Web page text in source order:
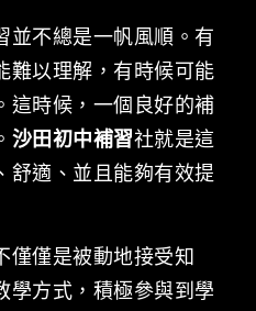
並不總是一帆風順。有
難以理解，有時候可能
這時候，一個良好的補
沙田初中補習社就是這
舒適、並且能夠有效提
僅僅是被動地接受知
學方式，積極參與到學